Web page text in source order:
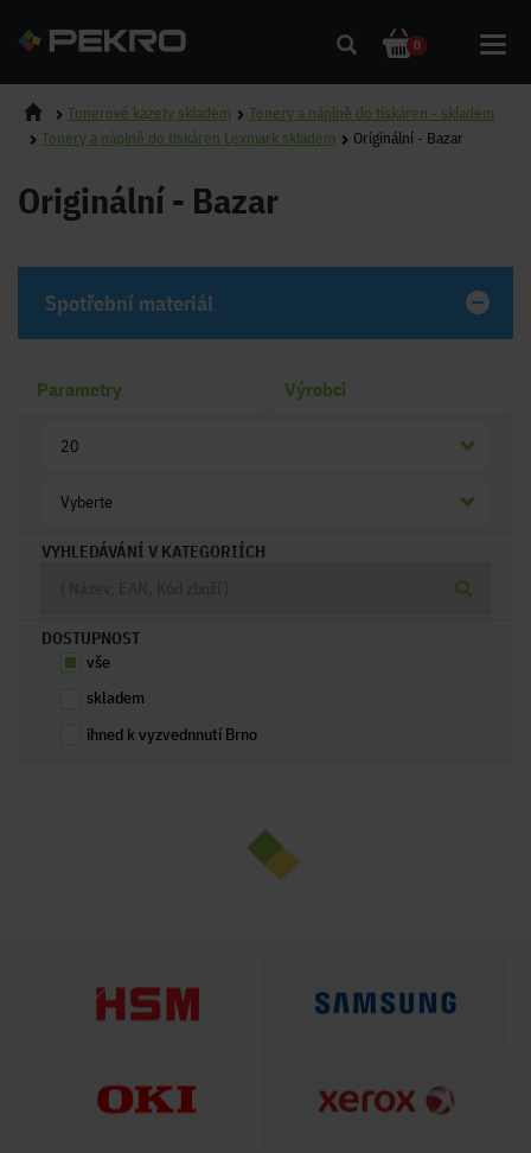
0
Tonerové kazety skladem
Tonery a náplně do tiskáren - skladem
Tonery a náplně do tiskáren Lexmark skladem
Originální - Bazar
Originální - Bazar
Spotřební materiál
Parametry Výrobci
20
Vyberte
VYHLEDÁVÁNÍ V KATEGORIÍCH
DOSTUPNOST
vše
skladem
ihned k vyzvednnutí Brno